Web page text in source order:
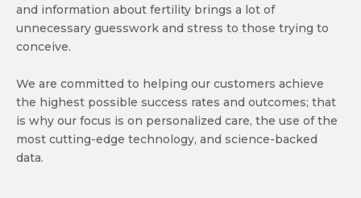
and information about fertility brings a lot of
unnecessary guesswork and stress to those trying to
conceive.
We are committed to helping our customers achieve
the highest possible success rates and outcomes; that
is why our focus is on personalized care, the use of the
most cutting-edge technology, and science-backed
data.